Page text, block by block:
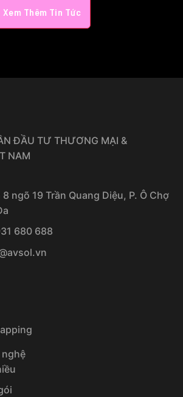
Xem Thêm Tin Tức
ĐẦU TƯ THƯƠNG MẠI &
NAM
ngõ 19 Trần Quang Diệu, P. Ô Chợ
680 688